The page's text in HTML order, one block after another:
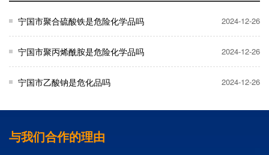
宁国市聚合硫酸铁是危险化学品吗 2024-12-26
宁国市聚丙烯酰胺是危险化学品吗 2024-12-26
宁国市乙酸钠是危化品吗 2024-12-26
与我们合作的理由